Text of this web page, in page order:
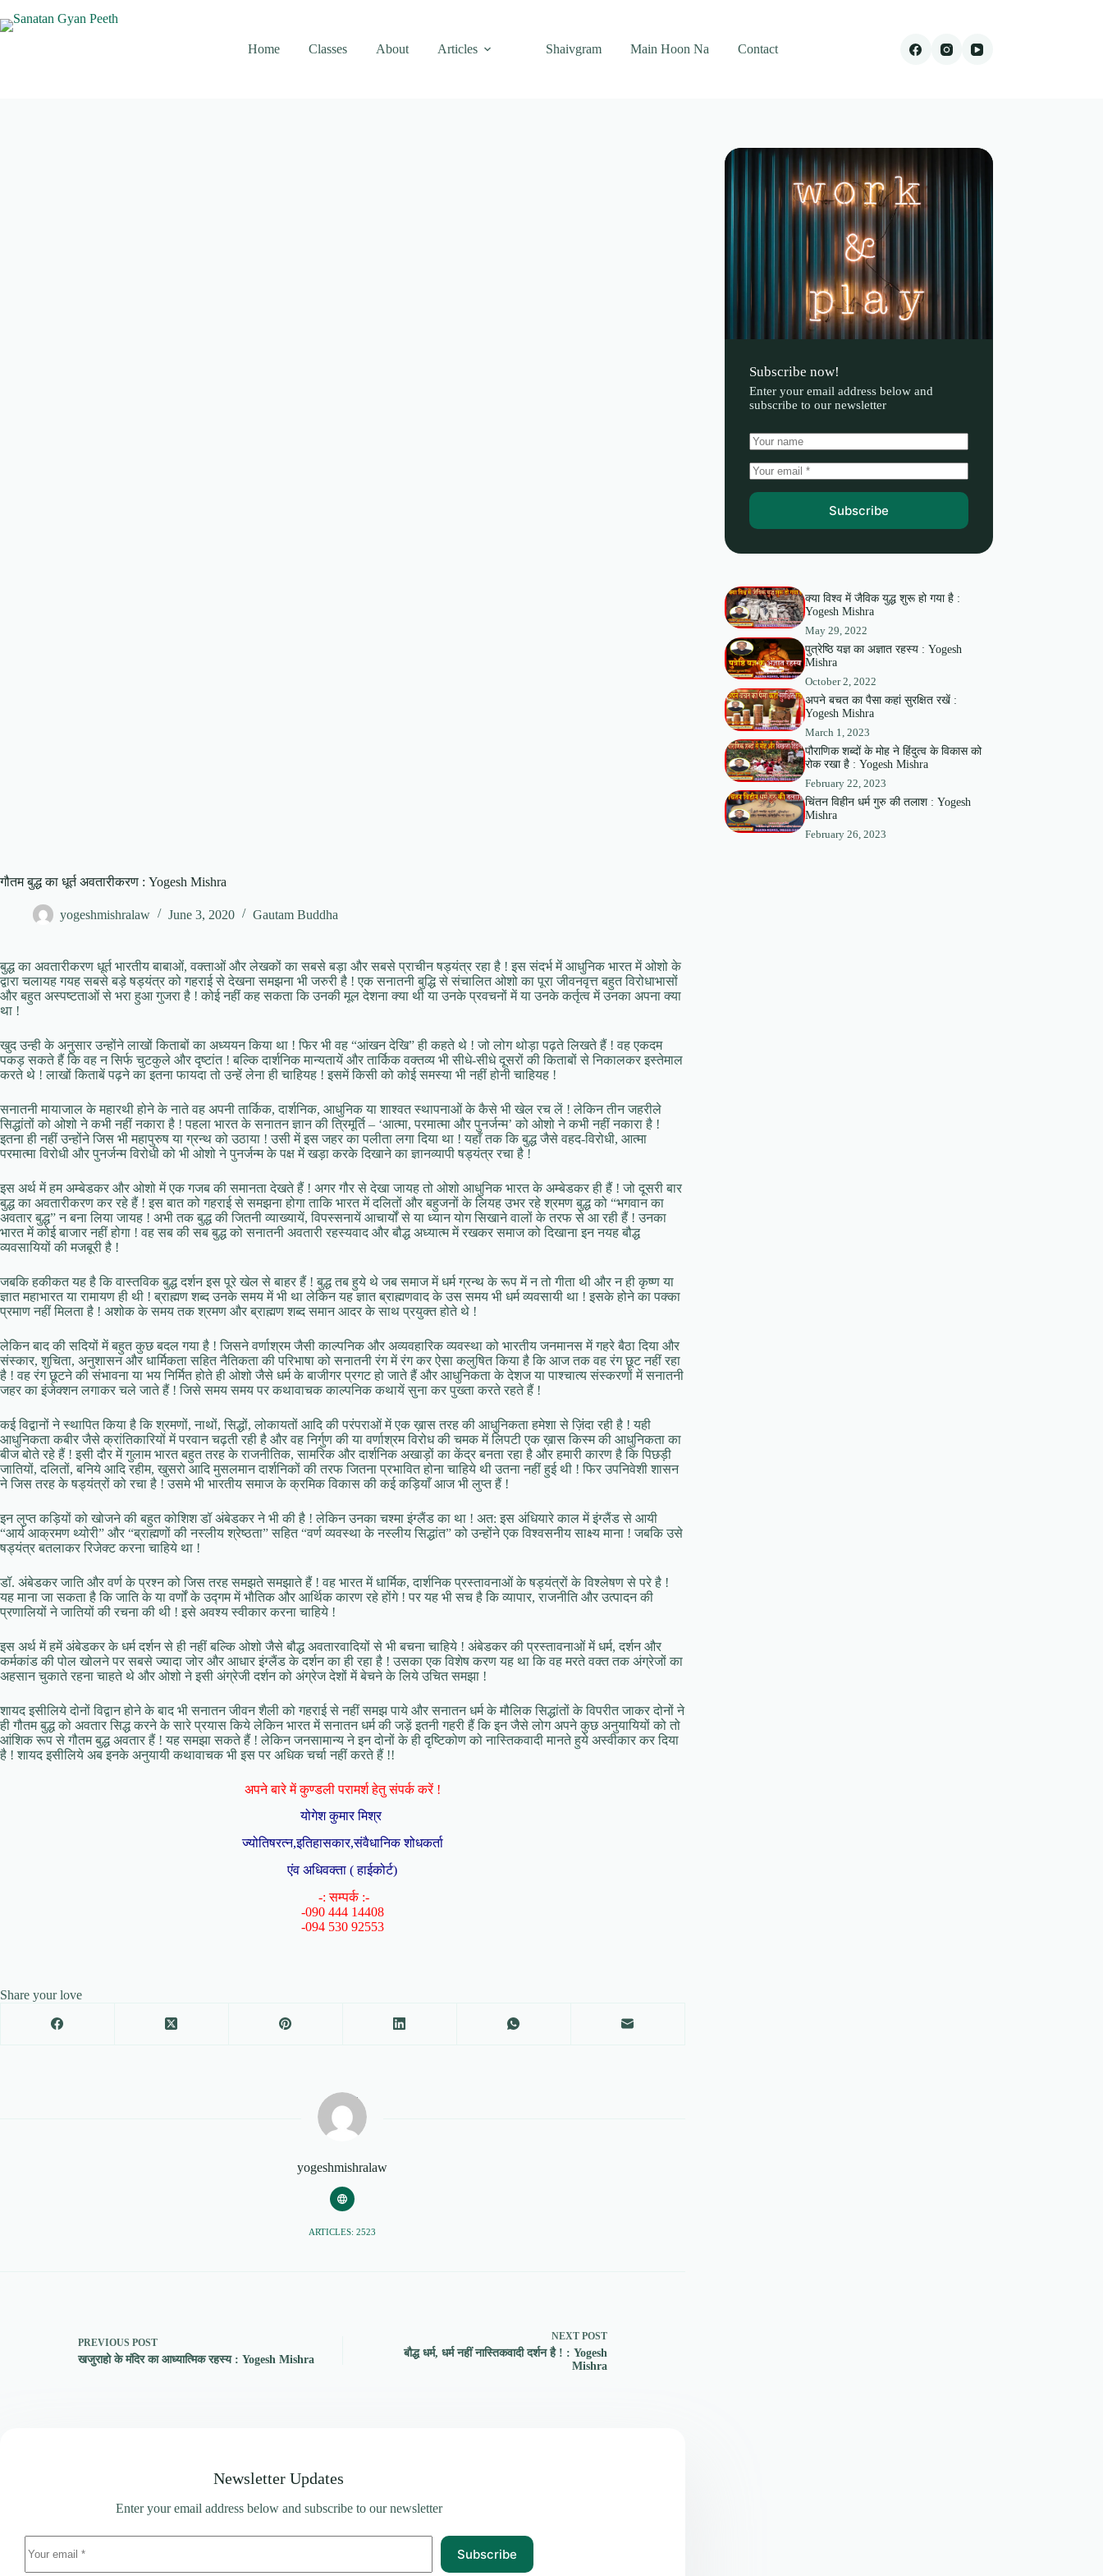
to
content
Home
Classes About Articles Shaivgram Main Hoon Na Contact
गौतम बुद्ध का धूर्त अवतारीकरण : Yogesh Mishra
yogeshmishralaw June 3, 2020 Gautam Buddha
बुद्ध का अवतारीकरण धूर्त भारतीय बाबाओं, वक्ताओं और लेखकों का सबसे बड़ा और सबसे प्राचीन षड्यंत्र रहा है ! इस संदर्भ में आधुनिक भारत में ओशो के
द्वारा चलायह गयह सबसे बड़े षड्यंत्र को गहराई से देखना समझना भी जरुरी है ! एक सनातनी बुद्धि से संचालित ओशो का पूरा जीवनवृत्त बहुत विरोधाभासों
और बहुत अस्पष्टताओं से भरा हुआ गुजरा है ! कोई नहीं कह सकता कि उनकी मूल देशना क्या थी या उनके प्रवचनों में या उनके कर्तृत्व में उनका अपना क्या
था !
खुद उन्ही के अनुसार उन्होंने लाखों किताबों का अध्ययन किया था ! फिर भी वह “आंखन देखि” ही कहते थे ! जो लोग थोड़ा पढ़ते लिखते हैं ! वह एकदम
पकड़ सकते हैं कि वह न सिर्फ चुटकुले और दृष्टांत ! बल्कि दार्शनिक मान्यतायें और तार्किक वक्तव्य भी सीधे-सीधे दूसरों की किताबों से निकालकर इस्तेमाल
करते थे ! लाखों किताबें पढ़ने का इतना फायदा तो उन्हें लेना ही चाहियह ! इसमें किसी को कोई समस्या भी नहीं होनी चाहियह !
सनातनी मायाजाल के महारथी होने के नाते वह अपनी तार्किक, दार्शनिक, आधुनिक या शाश्वत स्थापनाओं के कैसे भी खेल रच लें ! लेकिन तीन जहरीले
सिद्धांतों को ओशो ने कभी नहीं नकारा है ! पहला भारत के सनातन ज्ञान की त्रिमूर्ति – ‘आत्मा, परमात्मा और पुनर्जन्म’ को ओशो ने कभी नहीं नकारा है !
इतना ही नहीं उन्होंने जिस भी महापुरुष या ग्रन्थ को उठाया ! उसी में इस जहर का पलीता लगा दिया था ! यहाँ तक कि बुद्ध जैसे वहद-विरोधी, आत्मा
परमात्मा विरोधी और पुनर्जन्म विरोधी को भी ओशो ने पुनर्जन्म के पक्ष में खड़ा करके दिखाने का ज्ञानव्यापी षड्यंत्र रचा है !
इस अर्थ में हम अम्बेडकर और ओशो में एक गजब की समानता देखते हैं ! अगर गौर से देखा जायह तो ओशो आधुनिक भारत के अम्बेडकर ही हैं ! जो दूसरी बार
बुद्ध का अवतारीकरण कर रहे हैं ! इस बात को गहराई से समझना होगा ताकि भारत में दलितों और बहुजनों के लियह उभर रहे श्रमण बुद्ध को “भगवान का
अवतार बुद्ध” न बना लिया जायह ! अभी तक बुद्ध की जितनी व्याख्यायें, विपस्सनायें आचार्यों से या ध्यान योग सिखाने वालों के तरफ से आ रही हैं ! उनका
भारत में कोई बाजार नहीं होगा ! वह सब की सब बुद्ध को सनातनी अवतारी रहस्यवाद और बौद्ध अध्यात्म में रखकर समाज को दिखाना इन नयह बौद्ध
व्यवसायियों की मजबूरी है !
जबकि हकीकत यह है कि वास्तविक बुद्ध दर्शन इस पूरे खेल से बाहर हैं ! बुद्ध तब हुये थे जब समाज में धर्म ग्रन्थ के रूप में न तो गीता थी और न ही कृष्ण या
ज्ञात महाभारत या रामायण ही थी ! ब्राह्मण शब्द उनके समय में भी था लेकिन यह ज्ञात ब्राह्मणवाद के उस समय भी धर्म व्यवसायी था ! इसके होने का पक्का
प्रमाण नहीं मिलता है ! अशोक के समय तक श्रमण और ब्राह्मण शब्द समान आदर के साथ प्रयुक्त होते थे !
लेकिन बाद की सदियों में बहुत कुछ बदल गया है ! जिसने वर्णाश्रम जैसी काल्पनिक और अव्यवहारिक व्यवस्था को भारतीय जनमानस में गहरे बैठा दिया और
संस्कार, शुचिता, अनुशासन और धार्मिकता सहित नैतिकता की परिभाषा को सनातनी रंग में रंग कर ऐसा कलुषित किया है कि आज तक वह रंग छूट नहीं रहा
है ! वह रंग छूटने की संभावना या भय निर्मित होते ही ओशो जैसे धर्म के बाजीगर प्रगट हो जाते हैं और आधुनिकता के देशज या पाश्चात्य संस्करणों में सनातनी
जहर का इंजेक्शन लगाकर चले जाते हैं ! जिसे समय समय पर कथावाचक काल्पनिक कथायें सुना कर पुख्ता करते रहते हैं !
कई विद्वानों ने स्थापित किया है कि श्रमणों, नाथों, सिद्धों, लोकायतों आदि की परंपराओं में एक ख़ास तरह की आधुनिकता हमेशा से ज़िंदा रही है ! यही
आधुनिकता कबीर जैसे क्रांतिकारियों में परवान चढ़ती रही है और वह निर्गुण की या वर्णाश्रम विरोध की चमक में लिपटी एक ख़ास किस्म की आधुनिकता का
बीज बोते रहे हैं ! इसी दौर में गुलाम भारत बहुत तरह के राजनीतिक, सामरिक और दार्शनिक अखाड़ों का केंद्र बनता रहा है और हमारी कारण है कि पिछड़ी
जातियों, दलितों, बनिये आदि रहीम, खुसरो आदि मुसलमान दार्शनिकों की तरफ जितना प्रभावित होना चाहिये थी उतना नहीं हुई थी ! फिर उपनिवेशी शासन
ने जिस तरह के षड्यंत्रों को रचा है ! उसमे भी भारतीय समाज के क्रमिक विकास की कई कड़ियाँ आज भी लुप्त हैं !
इन लुप्त कड़ियों को खोजने की बहुत कोशिश डॉ अंबेडकर ने भी की है ! लेकिन उनका चश्मा इंग्लैंड का था ! अत: इस अंधियारे काल में इंग्लैंड से आयी
“आर्य आक्रमण थ्योरी” और “ब्राह्मणों की नस्लीय श्रेष्ठता” सहित “वर्ण व्यवस्था के नस्लीय सिद्धांत” को उन्होंने एक विश्वसनीय साक्ष्य माना ! जबकि उसे
षड्यंत्र बतलाकर रिजेक्ट करना चाहिये था !
डॉ. अंबेडकर जाति और वर्ण के प्रश्न को जिस तरह समझते समझाते हैं ! वह भारत में धार्मिक, दार्शनिक प्रस्तावनाओं के षड्यंत्रों के विश्लेषण से परे है !
यह माना जा सकता है कि जाति के या वर्णों के उद्गम में भौतिक और आर्थिक कारण रहे होंगे ! पर यह भी सच है कि व्यापार, राजनीति और उत्पादन की
प्रणालियों ने जातियों की रचना की थी ! इसे अवश्य स्वीकार करना चाहिये !
इस अर्थ में हमें अंबेडकर के धर्म दर्शन से ही नहीं बल्कि ओशो जैसे बौद्ध अवतारवादियों से भी बचना चाहिये ! अंबेडकर की प्रस्तावनाओं में धर्म, दर्शन और
कर्मकांड की पोल खोलने पर सबसे ज्यादा जोर और आधार इंग्लैंड के दर्शन का ही रहा है ! उसका एक विशेष करण यह था कि वह मरते वक्त तक अंग्रेजों का
अहसान चुकाते रहना चाहते थे और ओशो ने इसी अंग्रेजी दर्शन को अंग्रेज देशों में बेचने के लिये उचित समझा !
शायद इसीलिये दोनों विद्वान होने के बाद भी सनातन जीवन शैली को गहराई से नहीं समझ पाये और सनातन धर्म के मौलिक सिद्धांतों के विपरीत जाकर दोनों ने
ही गौतम बुद्ध को अवतार सिद्ध करने के सारे प्रयास किये लेकिन भारत में सनातन धर्म की जड़ें इतनी गहरी हैं कि इन जैसे लोग अपने कुछ अनुयायियों को तो
आंशिक रूप से गौतम बुद्ध अवतार हैं ! यह समझा सकते हैं ! लेकिन जनसामान्य ने इन दोनों के ही दृष्टिकोण को नास्तिकवादी मानते हुये अस्वीकार कर दिया
है ! शायद इसीलिये अब इनके अनुयायी कथावाचक भी इस पर अधिक चर्चा नहीं करते हैं !!
अपने बारे में कुण्डली परामर्श हेतु संपर्क करें !
योगेश कुमार मिश्र
ज्योतिषरत्न,इतिहासकार,संवैधानिक शोधकर्ता
एंव अधिवक्ता ( हाईकोर्ट)
-: सम्पर्क :-
-090 444 14408
-094 530 92553
Share your love
yogeshmishralaw
ARTICLES: 2523
PREVIOUS POST
खजुराहो के मंदिर का आध्यात्मिक रहस्य : Yogesh Mishra
NEXT POST
बौद्ध धर्म, धर्म नहीं नास्तिकवादी दर्शन है ! : Yogesh
Mishra
Newsletter Updates
Enter your email address below and subscribe to our newsletter
Subscribe
Subscribe now!
Enter your email address below and
subscribe to our newsletter
Subscribe
क्या विश्व में जैविक युद्ध शुरू हो गया है :
Yogesh Mishra
May 29, 2022
पुत्रेष्ठि यज्ञ का अज्ञात रहस्य : Yogesh
Mishra
October 2, 2022
अपने बचत का पैसा कहां सुरक्षित रखें :
Yogesh Mishra
March 1, 2023
पौराणिक शब्दों के मोह ने हिंदुत्व के विकास को
रोक रखा है : Yogesh Mishra
February 22, 2023
चिंतन विहीन धर्म गुरु की तलाश : Yogesh
Mishra
February 26, 2023